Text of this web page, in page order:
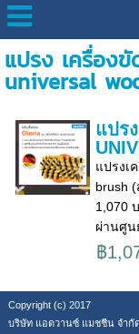
แปรง เครื่อง
universal
แปร
แปรงเ
brush
1,070
ผ่านศูน
฿
Copyright (c) 2017
บริษัท แอดวานซ์ แมชชีน จำกั